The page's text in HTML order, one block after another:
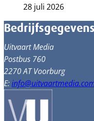
28 juli 2026
Bedrijfsgegevens
Uitvaart Media
Postbus 760
2270 AT Voorburg
E: